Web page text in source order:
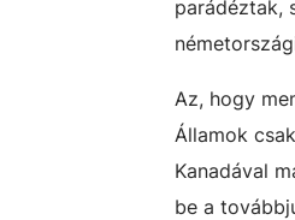
parádéztak,
Az, hogy
Államok
Kanadával
be a